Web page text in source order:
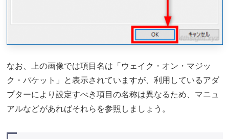
なお、上の画像では項目名は「ウェイク・オン・マジッ
ク・パケット」と表示されていますが、利用しているアダ
プターにより設定すべき項目の名称は異なるため、マニュ
アルなどがあればそれらを参照しましょう。